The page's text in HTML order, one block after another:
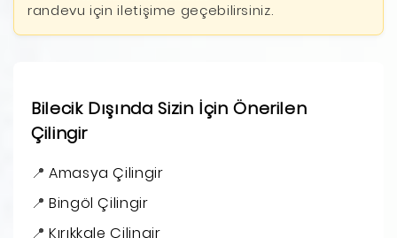
randevu için iletişime geçebilirsiniz.
Bilecik Dışında Sizin İçin Önerilen
Çilingir
Amasya Çilingir
Bingöl Çilingir
Kırıkkale Çilingir